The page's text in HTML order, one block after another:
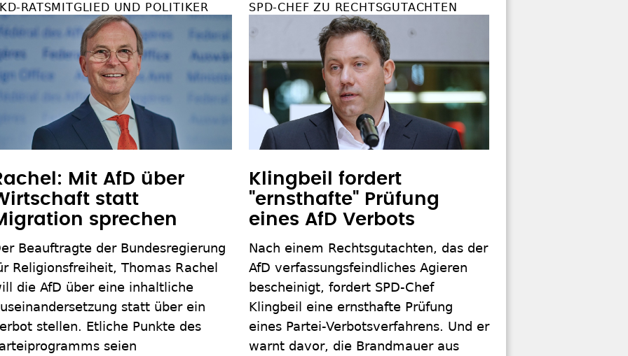
RATSMITGLIED UND POLITIKER
Mit AfD über
statt
sprechen
Beauftragte der Bundesregierung
Religionsfreiheit, Thomas Rachel
die AfD über eine inhaltliche
statt über ein
stellen. Etliche Punkte des
seien
SPD-CHEF ZU RECHTSGUTACHTEN
Klingbeil fordert
"ernsthafte" Prüfung
eines AfD Verbots
Nach einem Rechtsgutachten, das der
AfD verfassungsfeindliches Agieren
bescheinigt, fordert SPD-Chef
Klingbeil eine ernsthafte Prüfung
eines Partei-Verbotsverfahrens. Und er
warnt davor, die Brandmauer aus